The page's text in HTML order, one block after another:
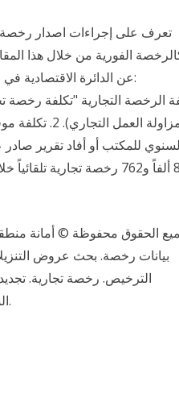
تعرف على إجراءات اصدار رخصة
الفورية من خلال هذا
مزاولة
للمكتب أو أفاد تقرير
الحقوق محفوظة © أمانة
بيانات رخصة. بحث عروض
الترخيص. رخصة تجارية.
السعودية تتيح الخدمة للمستفيد تمديد الصلاحية لرخصته المهنية المنتهية.